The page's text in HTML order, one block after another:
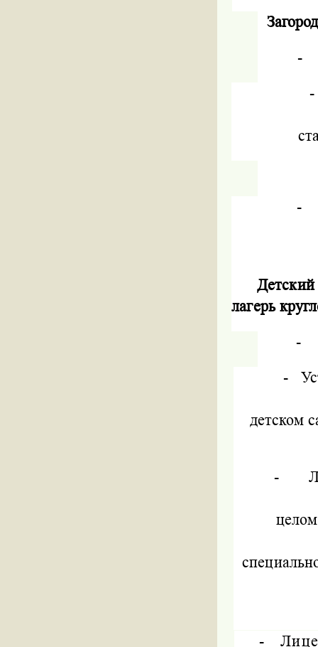
-
-
-
лагерь
-
-
детском
-
целом
-